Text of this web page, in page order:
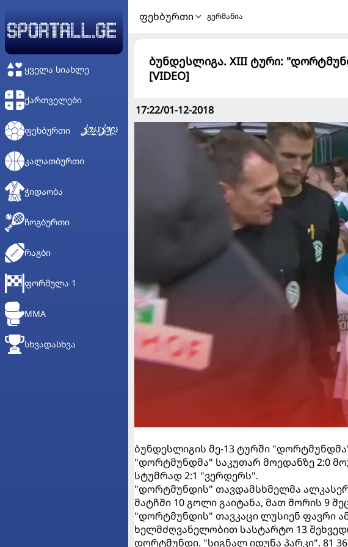
ᲧᲕᲔᲚᲐ ᲡᲘᲐᲮᲚᲔ
ᲥᲐᲠᲗᲕᲔᲚᲔᲑᲘ
ᲤᲔᲮᲑᲣᲠᲗᲘ
ᲙᲐᲚᲐᲗᲑᲣᲠᲗᲘ
ᲭᲘᲓᲐᲝᲑᲐ
ᲩᲝᲒᲑᲣᲠᲗᲘ
ᲠᲐᲒᲑᲘ
ᲤᲝᲠᲛᲣᲚᲐ 1
MMA
ᲡᲮᲕᲐᲓᲐᲡᲮᲕᲐ
ᲤᲔᲮᲑᲣᲠᲗᲘ გერმანია
ბუნდესლიგა. XIII ტური:
[VIDEO]
17:22/01-12-2018
ბუნდესლიგის მე-13 ტურში
"დორტმუნდმა" საკუთარ მოედანზე 2:0
სტუმრად 2:1 "ვერდერს".
"დორტმუნდის" თავდამსხმელმა
მატჩში 10 გოლი გაიტანა, მათ შორის 9
"დორტმუნდის" თავკაცი ლუსიენ ფავრი
ხელმძღვანელობით სასტარტო 13
დორტმუნდი. "სიგნალ იდუნა პარკი". 81